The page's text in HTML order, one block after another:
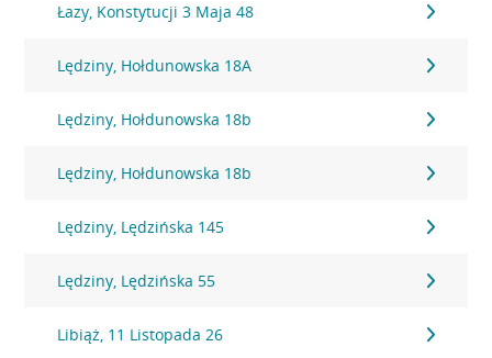
Łazy, Konstytucji 3 Maja 48
Lędziny, Hołdunowska 18A
Lędziny, Hołdunowska 18b
Lędziny, Hołdunowska 18b
Lędziny, Lędzińska 145
Lędziny, Lędzińska 55
Libiąż, 11 Listopada 26